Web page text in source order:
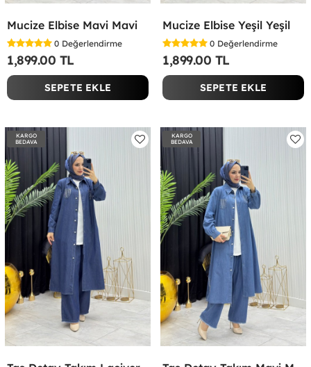
Mucize Elbise Mavi Mavi
0 Değerlendirme
1,899.00 TL
SEPETE EKLE
Mucize Elbise Yeşil Yeşil
0 Değerlendirme
1,899.00 TL
SEPETE EKLE
KARGO
BEDAVA
KARGO
BEDAVA